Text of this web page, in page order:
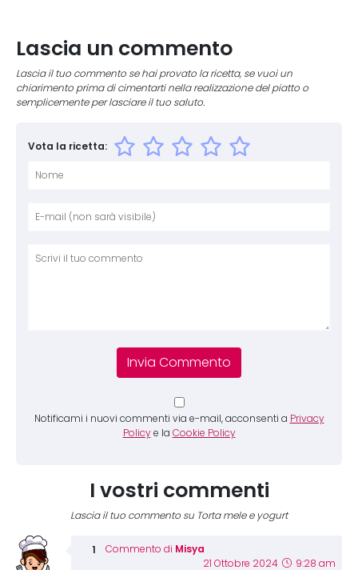
Lascia un commento
Lascia il tuo commento se hai provato la ricetta, se vuoi un
chiarimento prima di cimentarti nella realizzazione del piatto o
semplicemente per lasciare il tuo saluto.
Vota la ricetta:
Notificami i nuovi commenti via e-mail, acconsenti a Privacy
Policy e la Cookie Policy
I vostri commenti
Lascia il tuo commento su Torta mele e yogurt
Commento di Misya
21 Ottobre 2024 9:28 am